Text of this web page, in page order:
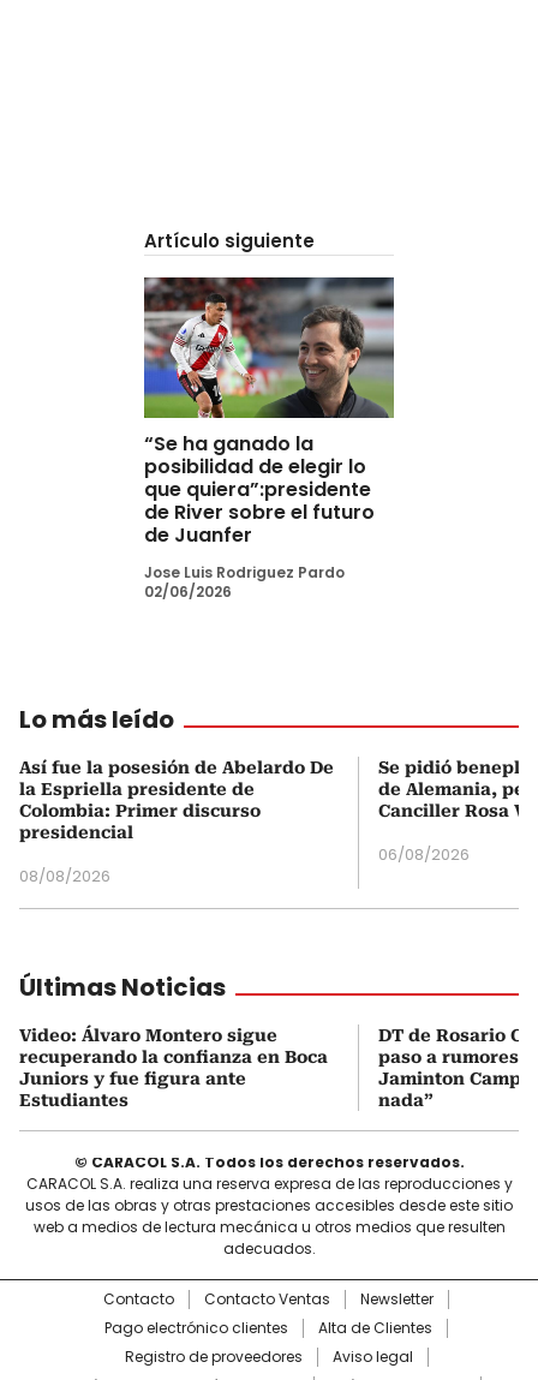
Artículo siguiente
“Se ha ganado la
posibilidad de elegir lo
que quiera”:presidente
de River sobre el futuro
de Juanfer
Jose Luis Rodriguez Pardo
02/06/2026
Lo más leído
Así fue la posesión de Abelardo De
la Espriella presidente de
Colombia: Primer discurso
presidencial
08/08/2026
Se pidió
de Alemania,
Canciller Rosa
06/08/2026
Últimas Noticias
Video: Álvaro Montero sigue
recuperando la confianza en Boca
Juniors y fue figura ante
Estudiantes
DT de Rosario
paso a rumores
Jaminton
nada”
© CARACOL S.A. Todos los derechos reservados.
CARACOL S.A. realiza una reserva expresa de las reproducciones y
usos de las obras y otras prestaciones accesibles desde este sitio
web a medios de lectura mecánica u otros medios que resulten
adecuados.
Contacto Contacto Ventas
Newsletter
Pago electrónico clientes
Alta de Clientes
Registro de proveedores
Aviso legal